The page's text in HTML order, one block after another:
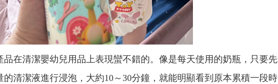
在清潔嬰幼兒用品上表現蠻不錯的。像是每天使用的奶瓶，只要先
清潔液進行浸泡，大約10～30分鐘，就能明顯看到原本累積一段時